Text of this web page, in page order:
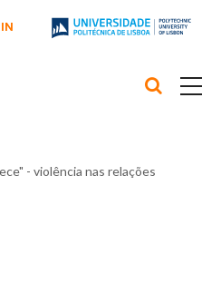
- violência nas relações